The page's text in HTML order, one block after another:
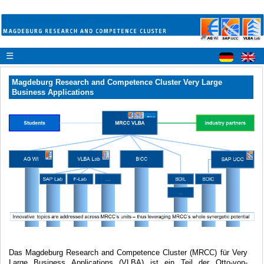
☰
Magdeburg Research and Competence Cluster Very Large
Business Applications
Das Magdeburg Research and Competence Cluster (MRCC) für Very